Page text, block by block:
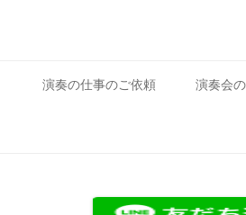
演奏の仕事のご依頼 演奏会